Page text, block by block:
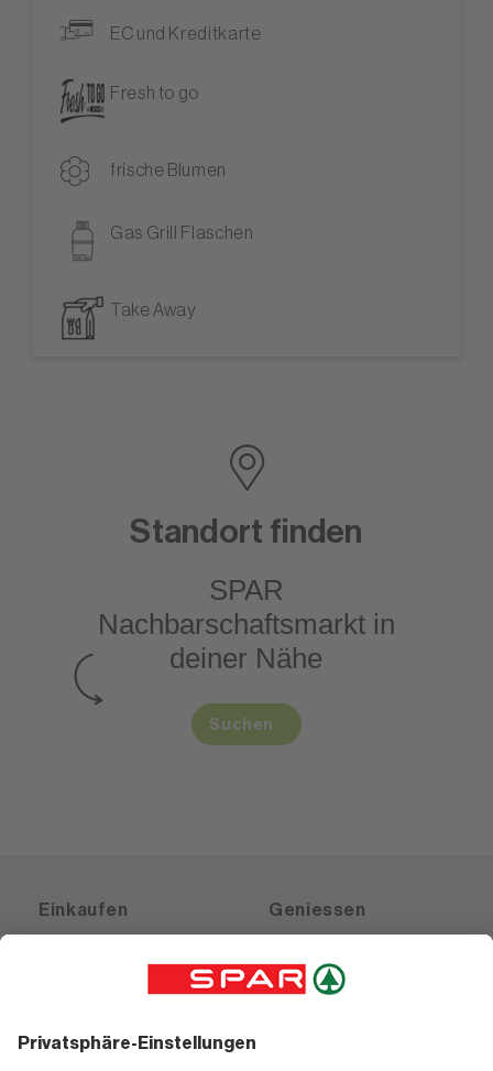
EC und Kreditkarte
Fresh to go
frische Blumen
Gas Grill Flaschen
Take Away
Standort finden
SPAR
Nachbarschaftsmarktin
deiner Nähe
Suchen
Einkaufen
Gutscheine
Geniessen
Weinwelt
Bierwelt